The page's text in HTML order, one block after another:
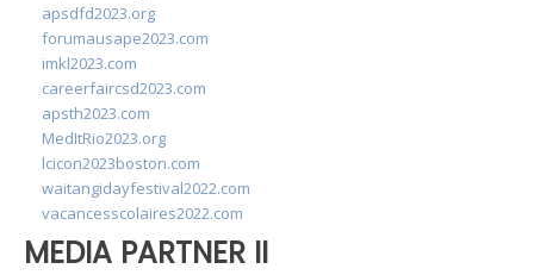
apsdfd2023.org
forumausape2023.com
imkl2023.com
careerfaircsd2023.com
apsth2023.com
MedItRio2023.org
lcicon2023boston.com
waitangidayfestival2022.com
vacancesscolaires2022.com
MEDIA PARTNER II